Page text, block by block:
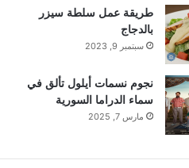
طريقة عمل سلطة سيزر
بالدجاج
سبتمبر 9, 2023
نجوم نسمات أيلول تألق في
سماء الدراما السورية
مارس 7, 2025